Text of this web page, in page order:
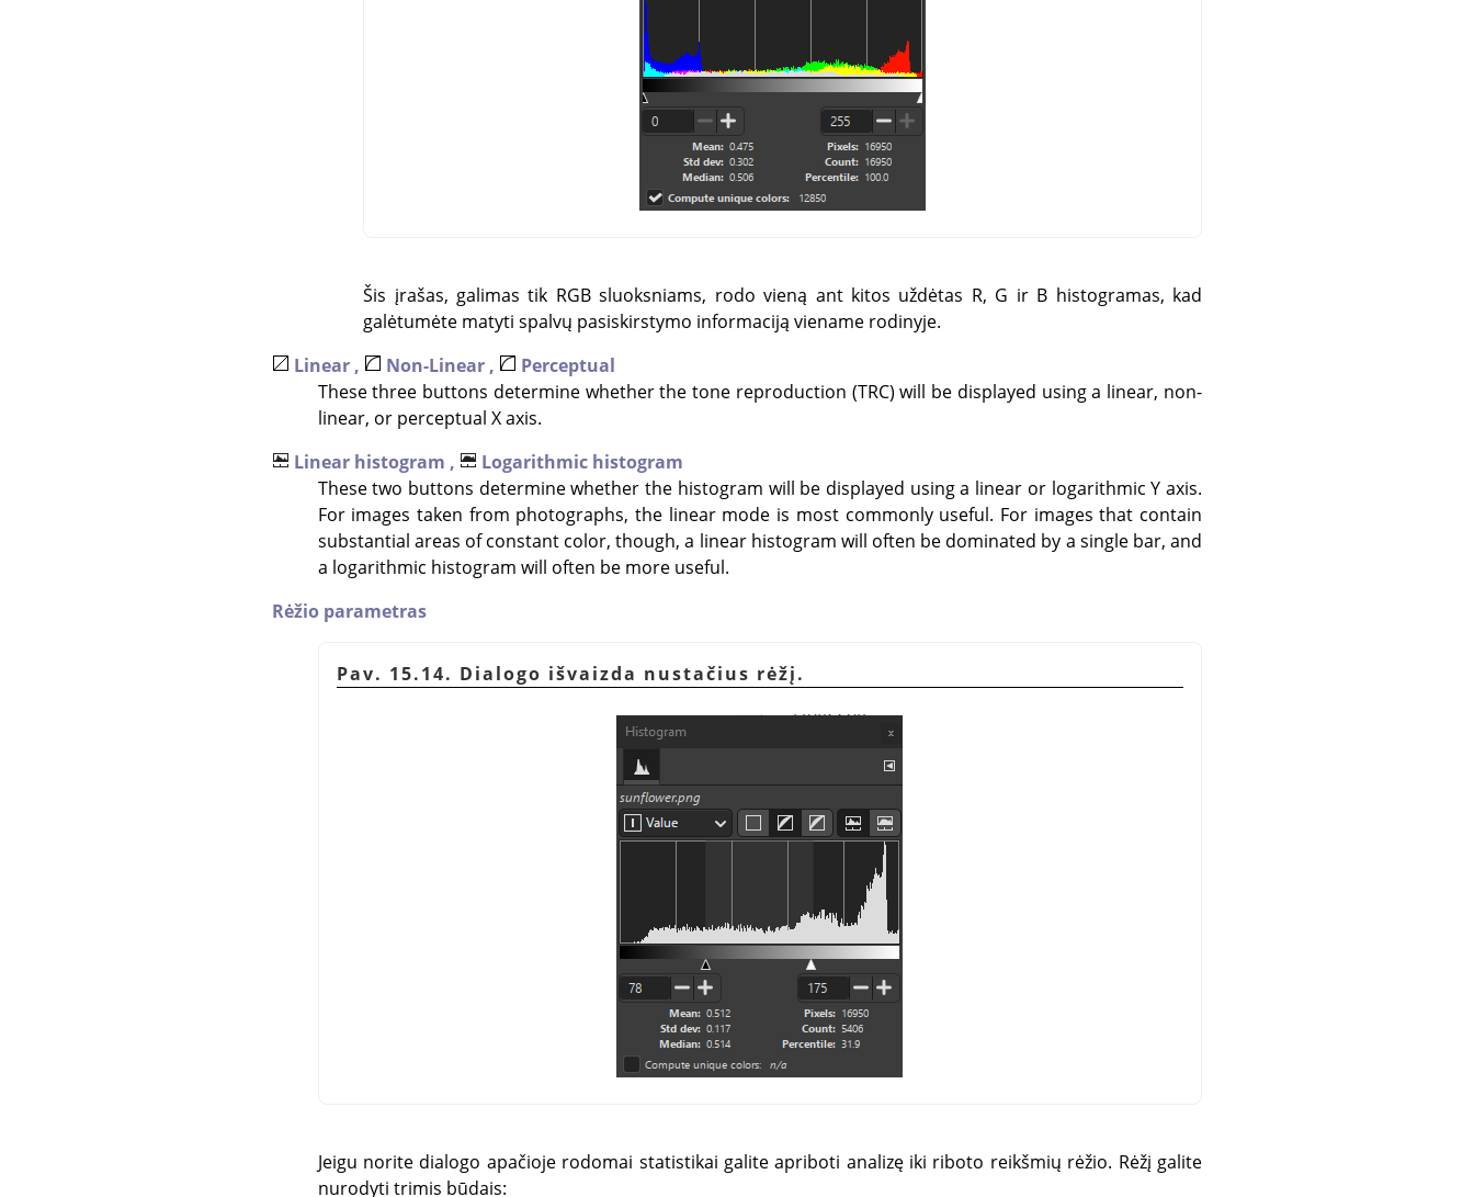
Šis įrašas, galimas tik RGB sluoksniams, rodo vieną ant kitos uždėtas R, G ir B histogramas, kad
galėtumėte matyti spalvų pasiskirstymo informaciją viename rodinyje.
Linear ,
Non-Linear ,
Perceptual
These three buttons determine whether the tone reproduction (TRC) will be displayed using a linear, non-
linear, or perceptual X axis.
Linear histogram ,
Logarithmic histogram
These two buttons determine whether the histogram will be displayed using a linear or logarithmic Y axis.
For images taken from photographs, the linear mode is most commonly useful. For images that contain
substantial areas of constant color, though, a linear histogram will often be dominated by a single bar, and
a logarithmic histogram will often be more useful.
Rėžio parametras
Pav. 15.14. Dialogo išvaizda nustačius rėžį.
Jeigu norite dialogo apačioje rodomai statistikai galite apriboti analizę iki riboto reikšmių rėžio. Rėžį galite
nurodyti trimis būdais: